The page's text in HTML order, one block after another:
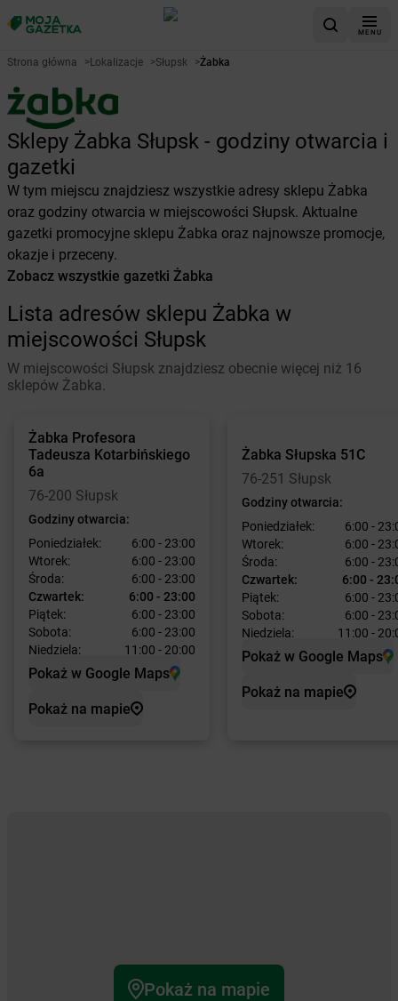
MENU
Strona główna >Lokalizacje >Słupsk >Żabka
Sklepy Żabka Słupsk - godziny otwarcia i
gazetki
W tym miejscu znajdziesz wszystkie adresy sklepu Żabka
oraz godziny otwarcia w miejscowości Słupsk. Aktualne
gazetki promocyjne sklepu Żabka oraz najnowsze promocje,
okazje i przeceny.
Zobacz wszystkie gazetki Żabka
Lista adresów sklepu Żabka w
miejscowości Słupsk
W miejscowości Słupsk znajdziesz obecnie więcej niż 16
sklepów Żabka.
Żabka Profesora
Tadeusza Kotarbińskiego
6a
76-200 Słupsk
Godziny otwarcia:
Poniedziałek:
6:00 - 23:00
Wtorek:
6:00 - 23:00
Środa:
6:00 - 23:00
Czwartek:
6:00 - 23:00
Piątek:
6:00 - 23:00
Sobota:
6:00 - 23:00
Niedziela:
11:00 - 20:00
Pokaż w Google Maps
Pokaż na mapie
Żabka Słupska 51C
76-251 Słupsk
Godziny otwarcia:
Poniedziałek:
6:00 -
Wtorek:
6:00 -
Środa:
6:00 -
Czwartek:
6:00 -
Piątek:
6:00 -
Sobota:
6:00 -
Niedziela:
11:00 -
Pokaż w Google Maps
Pokaż na mapie
Pokaż na mapie